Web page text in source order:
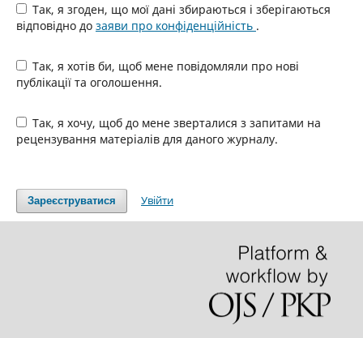
Так, я згоден, що мої дані збираються і зберігаються
відповідно до заяви про конфіденційність .
Так, я хотів би, щоб мене повідомляли про нові
публікації та оголошення.
Так, я хочу, щоб до мене зверталися з запитами на
рецензування матеріалів для даного журналу.
Зареєструватися Увійти